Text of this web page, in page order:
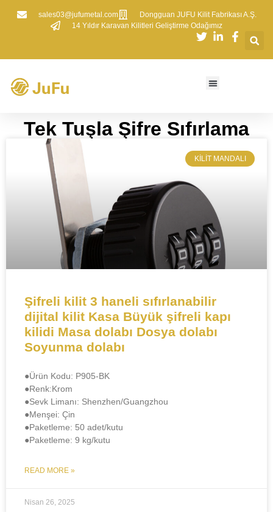
sales03@jufumetal.com
​Dongguan JUFU Kilit Fabrikası A.Ş.
​14 Yıldır Karavan Kilitleri Geliştirme Odağımız
Tek Tuşla Şifre Sıfırlama
KILIT MANDALI​
​​Şifreli kilit 3 haneli sıfırlanabilir
dijital kilit Kasa Büyük şifreli kapı
kilidi Masa dolabı Dosya dolabı
Soyunma dolabı
●Ürün Kodu: P905-BK
●​​Renk:Krom
●Sevk Limanı: Shenzhen/Guangzhou
●​Menşei: Çin
●Paketleme: 50 adet/kutu
●Paketleme: 9 kg/kutu
READ MORE »
Nisan 26, 2025